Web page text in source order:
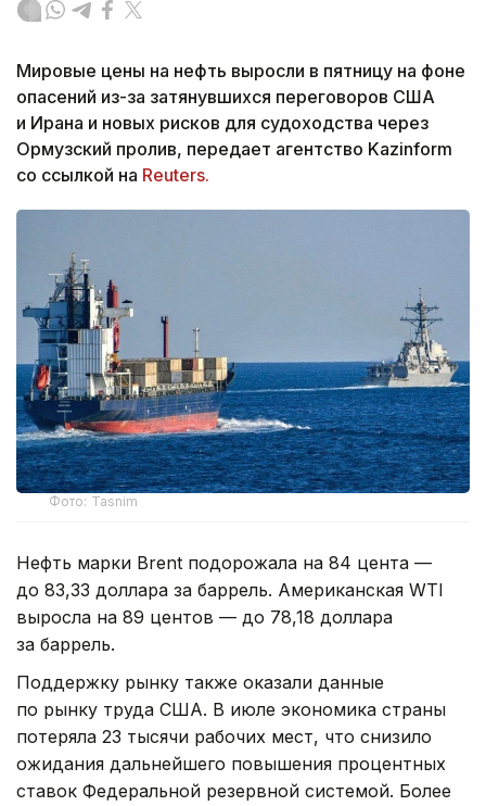
Мировые цены на нефть выросли в пятницу на фоне
опасений из-за затянувшихся переговоров США
и Ирана и новых рисков для судоходства через
Ормузский пролив, передает агентство Kazinform
со ссылкой на Reuters.
Фото: Tasnim
Нефть марки Brent подорожала на 84 цента —
до 83,33 доллара за баррель. Американская WTI
выросла на 89 центов — до 78,18 доллара
за баррель.
Поддержку рынку также оказали данные
по рынку труда США. В июле экономика страны
потеряла 23 тысячи рабочих мест, что снизило
ожидания дальнейшего повышения процентных
ставок Федеральной резервной системой. Более